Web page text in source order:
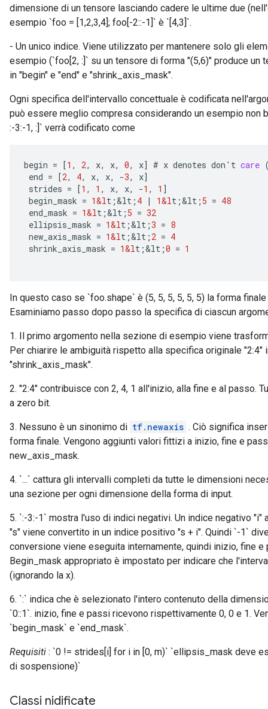
dimensione di un tensore lasciando cadere le ultime due
esempio `foo = [1,2,3,4]; foo[-2::-1]` è `[4,3]`.
- Un unico indice. Viene utilizzato per mantenere solo gli
esempio (`foo[2, :]` su un tensore di forma "(5,6)" produce un
in "begin" e "end" e "shrink_axis_mask".
Ogni specifica dell'intervallo concettuale è codificata
può essere meglio compresa considerando un esempio non
:-3:-1, :]` verrà codificato come
begin = [1 , 2, x, x, 0, x] # x denotes don ' t care
end = [2, 4, x, x, -3, x]
strides = [1 , 1 , x, x, -1 , 1 ]
begin_mask = 1&lt ;&lt ; 4 | 1&lt ;&lt ; 5 = 48
end_mask = 1&lt ;&lt ; 5 = 32
ellipsis_mask = 1&lt ;&lt ;3 = 8
new_axis_mask = 1&lt ;&lt ; 2 = 4
shrink_axis_mask = 1&lt ;&lt ;0 = 1
In questo caso se `foo.shape` è (5, 5, 5, 5, 5, 5) la forma
Esaminiamo passo dopo passo la specifica di ciascun
1. Il primo argomento nella sezione di esempio viene
Per chiarire le ambiguità rispetto alla specifica originale
"shrink_axis_mask".
2. "2:4" contribuisce con 2, 4, 1 all'inizio, alla fine e al passo.
a zero bit.
3. Nessuno è un sinonimo di tf.newaxis . Ciò significa
forma finale. Vengono aggiunti valori fittizi a inizio, fine e
new_axis_mask.
4. `...` cattura gli intervalli completi da tutte le dimensioni
una sezione per ogni dimensione della forma di input.
5. `:-3:-1` mostra l'uso di indici negativi. Un indice negativo
"s" viene convertito in un indice positivo "s + i". Quindi `-1`
conversione viene eseguita internamente, quindi inizio, fine
Begin_mask appropriato è impostato per indicare che
(ignorando la x).
6. `:` indica che è selezionato l'intero contenuto della
`0::1`. inizio, fine e passi ricevono rispettivamente 0, 0 e 1.
`begin_mask` e `end_mask`.
Requisiti : `0 != strides[i] for i in [0, m)` `ellipsis_mask deve
di sospensione)`
Classi nidificate